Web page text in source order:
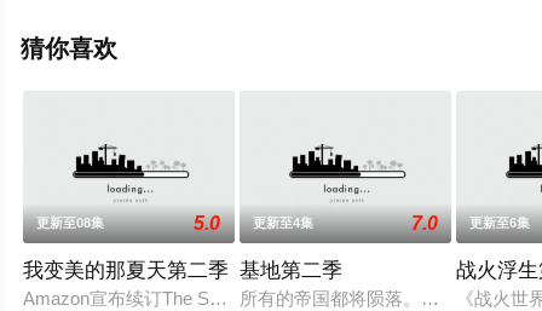
姆斯,Shawn,Jain,Kevin,F.,Conway,Pat,Fitz,雷纳尔多·特罗
猜你喜欢
更新至08集 5.0
我变美的那夏天第二季
Amazon宣布续订The Summer I Turend Pretty第二季。
更新至4集 7.0
基地第二季
所有的帝国都将陨落。该剧改编自艾
更新至6集
战火浮
《战火